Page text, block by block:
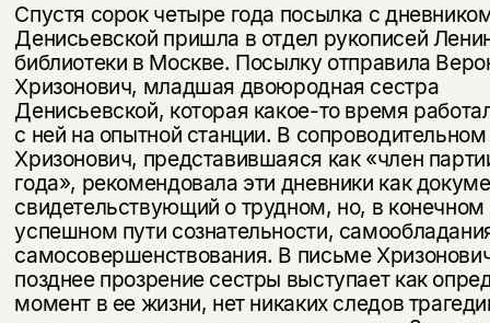
Спустя сорок четыре года посылка с
Денисьевской пришла в отдел рукописей
библиотеки в Москве. Посылку от­правила
Хризонович, младшая двоюродная сестра
Денисьевской, которая какое-то время
с ней на опытной станции. В
Хризонович, представившаяся как «член
года», рекомендовала эти дневники как
свидетельствующий о трудном, но, в конечном
успешном пути сознательности,
самосовершенствования. В письме
позднее прозрение сестры выступает как
момент в ее жизни, нет никаких следов